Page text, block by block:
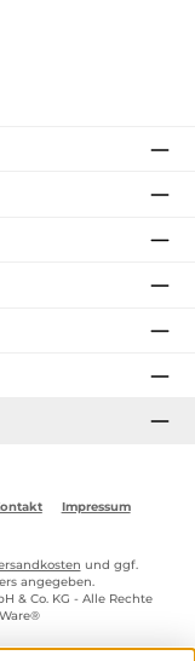
Impressum
und ggf.
angegeben.
& Co. KG - Alle Rechte